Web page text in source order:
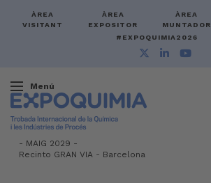
ÀREA
VISITANT
ÀREA
EXPOSITOR
ÀREA
MUNTADOR
#EXPOQUIMIA2026
Menú
- MAIG 2029 -
Recinto GRAN VIA - Barcelona